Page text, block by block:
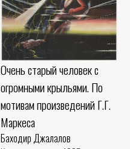
Очень старый человек с
огромными крыльями. По
мотивам произведений Г.Г.
Маркеса
Баходир Джалалов